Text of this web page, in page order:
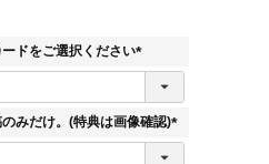
ドをご選択ください
(
須
みだけ。(特典は画像確認)
(